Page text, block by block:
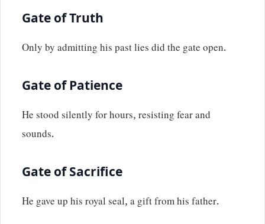
Gate of Truth
Only by admitting his past lies did the gate open.
Gate of Patience
He stood silently for hours, resisting fear and
sounds.
Gate of Sacrifice
He gave up his royal seal, a gift from his father.